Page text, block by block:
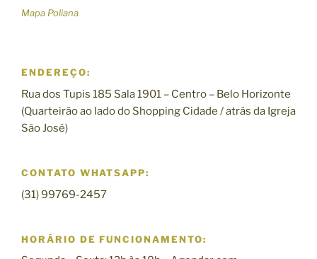
Mapa Poliana
ENDEREÇO:
Rua dos Tupis 185 Sala 1901 – Centro – Belo Horizonte
(Quarteirão ao lado do Shopping Cidade / atrás da Igreja
São José)
CONTATO WHATSAPP:
(31) 99769-2457
HORÁRIO DE FUNCIONAMENTO: